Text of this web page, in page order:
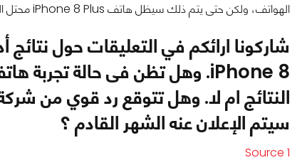
الهواتف، ولكن حتى يتم ذلك سيظل هاتف iPhone 8 Plus محتل الصدارة ويأتي فى المرتبة الثانية الاخ الاصغر له iPhone 8.
سيتم الإعلان عنه الشهر القادم ؟
Source 1